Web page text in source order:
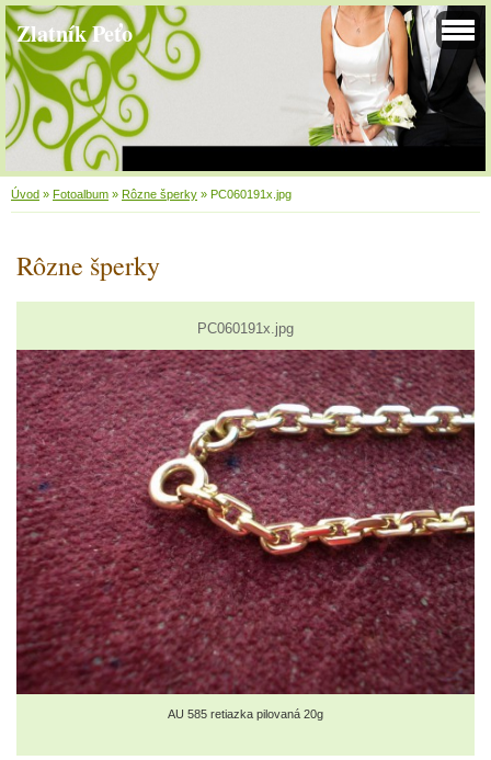
Zlatník Peťo
Úvod » Fotoalbum » Rôzne šperky » PC060191x.jpg
Rôzne šperky
PC060191x.jpg
AU 585 retiazka pilovaná 20g